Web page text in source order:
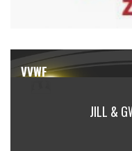
VVWF
JILL &